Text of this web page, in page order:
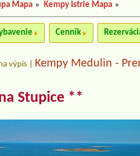
Mapa » Kempy Istrie Mapa »
Cenník
výpis Kempy Medulin -
Stupice **